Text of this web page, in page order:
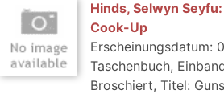
Hinds, Selwyn
Cook-Up
Erscheinungsdatum:
Taschenbuch,
Broschiert, Titel: